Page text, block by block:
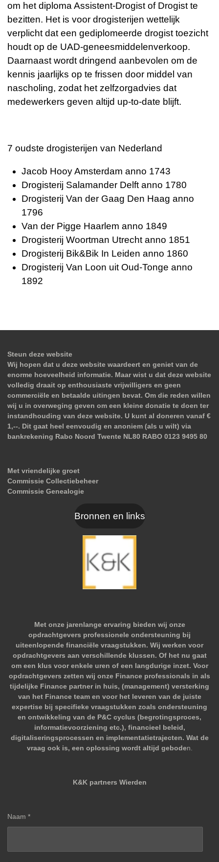
om het diploma Assistent-Drogist of Drogist te
bezitten. Het is voor drogisterijen wettelijk
verplicht dat een gediplomeerde drogist toezicht
houdt op de UAD-geneesmiddelenverkoop.
Daarnaast wordt dringend aanbevolen om de
kennis jaarlijks op te frissen door middel van
nascholing, zodat het zelfzorgadvies dat
medewerkers geven altijd up-to-date blijft.
7 oudste drogisterijen van Nederland
Jacob Hooy Amsterdam anno 1743
Drogisterij Salamander Delft anno 1780
Drogisterij Van der Gaag Den Haag anno
1796
Van der Pigge Haarlem anno 1849
Drogisterij Woortman Utrecht anno 1851
Drogisterij Bik&Bik In Leiden anno 1860
Drogisterij Van Loon uit Oud-Tonge anno
1892
Steun deze website
Wij hopen dat u deze website waardeert en geniet van de
enorme hoeveelheid informatie. Maar wist u dat deze website
volledig draait op enthousiaste vrijwilligers en geen
commerciële en betaalde uitingen bevat. Om die reden willen
wij u in overweging geven om een kleine donatie te doen ter
instandhouding van deze website. U kunt al doneren vanaf €
1,--. Dit gaat heel eenvoudig en anoniem (als u wilt) via
bankrekening Rabo Noord Twente NL80 RABO 0123 9495 80
Met vriendelijke groet
Commissie Collectiebeheer
Commissie Genealogie
Bronnen en links
Met onze jarenlange ervaring bieden wij onze
opdrachtgevers professionele ondersteuning bij
uiteenlopende financiële vraagstukken. Wij werken voor
opdrachtgevers aan verschillende klussen. Of het nu gaat
om een klus voor enkele uren of een langdurige inzet. Voor
opdrachtgevers zetten wij onze Finance professionals in als
tijdelijke Finance partner in huis, (management) versterking
van het Finance team en voor het leveren van de juiste
expertise bij specifieke vraagstukken zoals ondersteuning
en ontwikkeling van de P&C cyclus (begrotingsproces,
informatievoorziening etc.), financieel beleid,
digitaliseringsprocessen en implementatietrajecten. Wat de
vraag ook is, een oplossing wordt altijd geboden.
K&K partners Wierden
Naam *